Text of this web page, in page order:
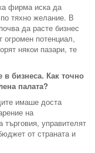
фирма иска да
тяхно желание. В
да расте бизнес
потенциал,
някои пазари, те
в бизнеса. Как точно
палата?
имаше доста
на
търговия, управителят
от страната и